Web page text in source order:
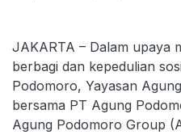
JAKARTA – Dalam upaya
berbagi dan kepedulian
Podomoro, Yayasan
bersama PT Agung
Agung Podomoro Group